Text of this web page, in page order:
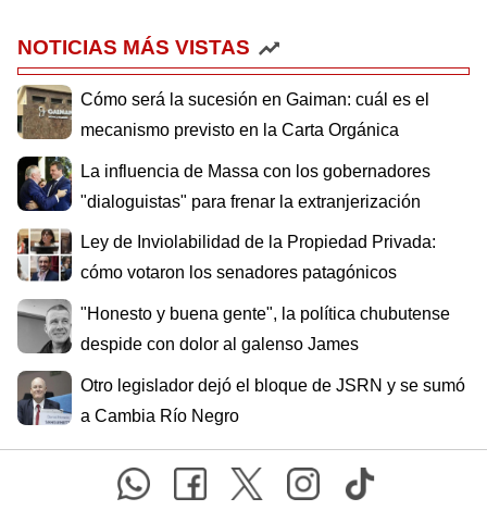
NOTICIAS MÁS VISTAS
Cómo será la sucesión en Gaiman: cuál es el
mecanismo previsto en la Carta Orgánica
La influencia de Massa con los gobernadores
"dialoguistas" para frenar la extranjerización
Ley de Inviolabilidad de la Propiedad Privada:
cómo votaron los senadores patagónicos
"Honesto y buena gente", la política chubutense
despide con dolor al galenso James
Otro legislador dejó el bloque de JSRN y se sumó
a Cambia Río Negro